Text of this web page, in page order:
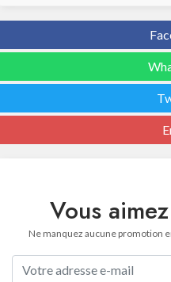
Vous
Ne manquez aucune promotion